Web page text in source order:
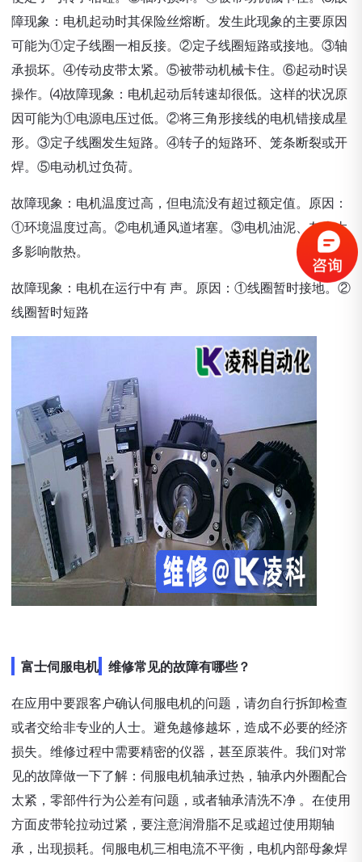
障现象：电机起动时其保险丝熔断。发生此现象的主要原因
可能为①定子线圈一相反接。②定子线圈短路或接地。③轴
承损坏。④传动皮带太紧。⑤被带动机械卡住。⑥起动时误
操作。⑷故障现象：电机起动后转速却很低。这样的状况原
因可能为①电源电压过低。②将三角形接线的电机错接成星
形。③定子线圈发生短路。④转子的短路环、笼条断裂或开
焊。⑤电动机过负荷。
故障现象：电机温度过高，但电流没有超过额定值。原因：
①环境温度过高。②电机通风道堵塞。③电机油泥、灰尘太
多影响散热。
故障现象：电机在运行中有 声。原因：①线圈暂时接地。②
线圈暂时短路
富士伺服电机 维修常见的故障有哪些？
在应用中要跟客户确认伺服电机的问题，请勿自行拆卸检查
或者交给非专业的人士。避免越修越坏，造成不必要的经济
损失。维修过程中需要精密的仪器，甚至原装件。我们对常
见的故障做一下了解：伺服电机轴承过热，轴承内外圈配合
太紧，零部件行为公差有问题，或者轴承清洗不净 。在使用
方面皮带轮拉动过紧，要注意润滑脂不足或超过使用期轴
承，出现损耗。伺服电机三相电流不平衡，电机内部母象焊